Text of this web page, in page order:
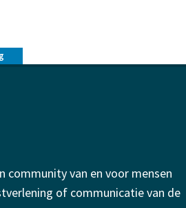
community van en voor mensen
of communicatie van de